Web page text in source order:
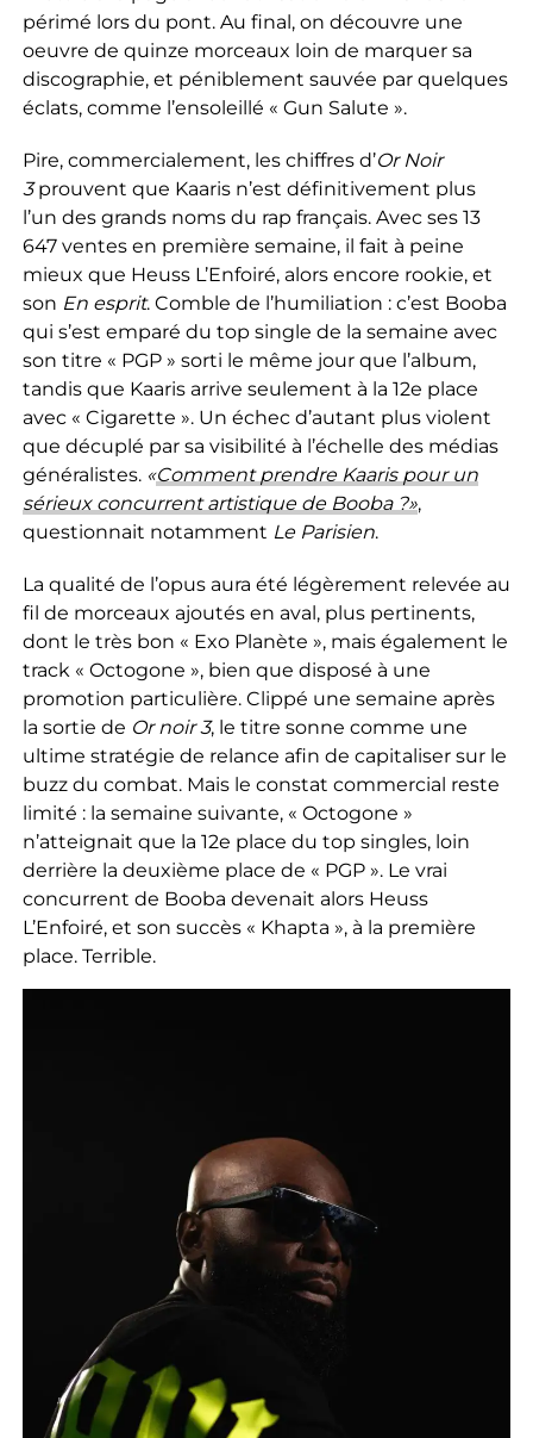
périmé lors du pont. Au final, on découvre une
oeuvre de quinze morceaux loin de marquer sa
discographie, et péniblement sauvée par quelques
éclats, comme l’ensoleillé « Gun Salute ».
Pire, commercialement, les chiffres d’Or Noir
3prouvent que Kaaris n’est définitivement plus
l’un des grands noms du rap français. Avec ses 13
647 ventes en première semaine, il fait à peine
mieux que Heuss L’Enfoiré, alors encore rookie, et
son En esprit. Comble de l’humiliation : c’est Booba
qui s’est emparé du top single de la semaine avec
son titre « PGP » sorti le même jour que l’album,
tandis que Kaaris arrive seulement à la 12e place
avec « Cigarette ». Un échec d’autant plus violent
que décuplé par sa visibilité à l’échelle des médias
généralistes.«Comment prendre Kaaris pour un
sérieux concurrent artistique de Booba ?»,
questionnait notamment Le Parisien.
La qualité de l’opus aura été légèrement relevée au
fil de morceaux ajoutés en aval, plus pertinents,
dont le très bon « Exo Planète », mais également le
track « Octogone », bien que disposé à une
promotion particulière. Clippé une semaine après
la sortie de Or noir 3, le titre sonne comme une
ultime stratégie de relance afin de capitaliser sur le
buzz du combat. Mais le constat commercial reste
limité : la semaine suivante, « Octogone »
n’atteignait que la 12e place du top singles, loin
derrière la deuxième place de « PGP ». Le vrai
concurrent de Booba devenait alors Heuss
L’Enfoiré, et son succès « Khapta », à la première
place. Terrible.